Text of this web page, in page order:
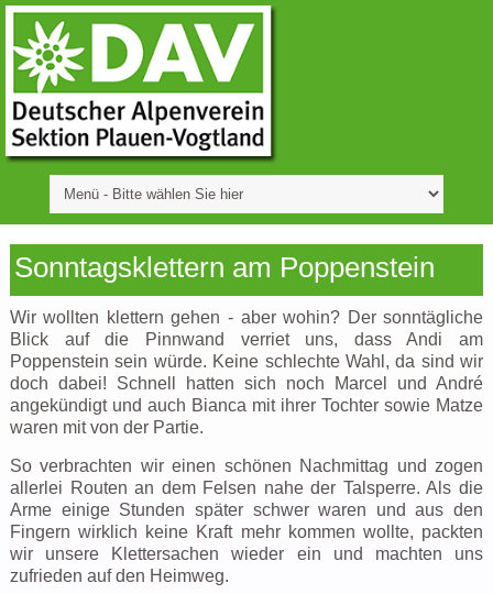
Sonntagsklettern am Poppenstein
Wir wollten klettern gehen - aber wohin? Der sonntägliche
Blick auf die Pinnwand verriet uns, dass Andi am
Poppenstein sein würde. Keine schlechte Wahl, da sind wir
doch dabei! Schnell hatten sich noch Marcel und André
angekündigt und auch Bianca mit ihrer Tochter sowie Matze
waren mit von der Partie.
So verbrachten wir einen schönen Nachmittag und zogen
allerlei Routen an dem Felsen nahe der Talsperre. Als die
Arme einige Stunden später schwer waren und aus den
Fingern wirklich keine Kraft mehr kommen wollte, packten
wir unsere Klettersachen wieder ein und machten uns
zufrieden auf den Heimweg.